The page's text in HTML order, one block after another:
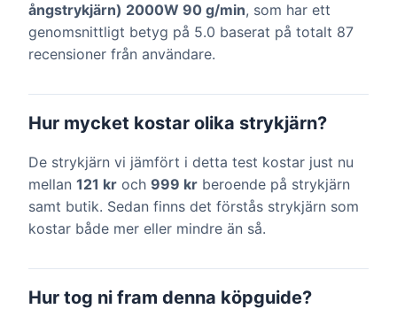
ångstrykjärn) 2000W 90 g/min, som har ett
genomsnittligt betyg på 5.0 baserat på totalt 87
recensioner från användare.
Hur mycket kostar olika strykjärn?
De strykjärn vi jämfört i detta test kostar just nu
mellan 121 kr och 999 kr beroende på strykjärn
samt butik. Sedan finns det förstås strykjärn som
kostar både mer eller mindre än så.
Hur tog ni fram denna köpguide?